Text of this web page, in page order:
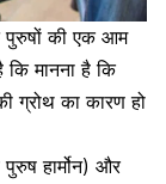
पुरुषों की एक आम
किमानना है कि
ग्रोथ काकारण हो
पुरुष हार्मोन) और